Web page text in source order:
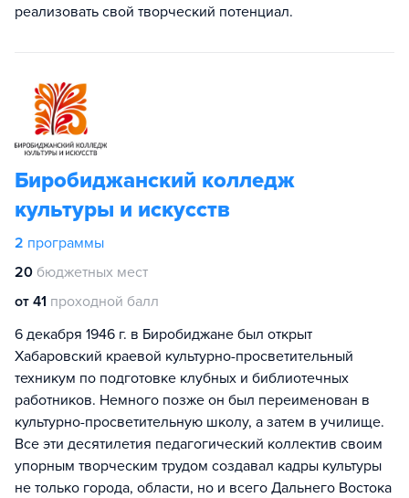
реализовать свой творческий потенциал.
Биробиджанский колледж
культуры и искусств
2 программы
20 бюджетных мест
от 41 проходной балл
6 декабря 1946 г. в Биробиджане был открыт
Хабаровский краевой культурно-просветительный
техникум по подготовке клубных и библиотечных
работников. Немного позже он был переименован в
культурно-просветительную школу, а затем в училище.
Все эти десятилетия педагогический коллектив своим
упорным творческим трудом создавал кадры культуры
не только города, области, но и всего Дальнего Востока